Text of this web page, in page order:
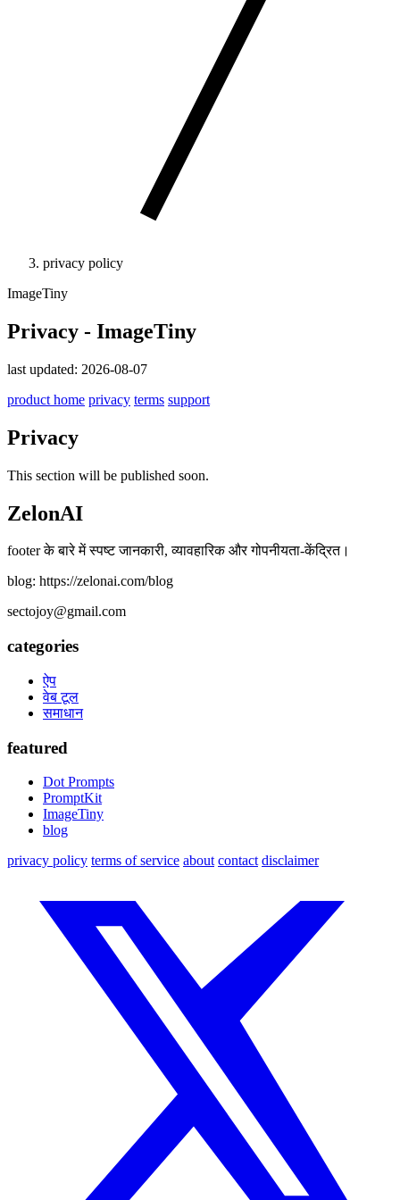
privacy policy
ImageTiny
Privacy - ImageTiny
last updated: 2026-08-07
product home privacy terms support
Privacy
This section will be published soon.
ZelonAI
footer के बारे में स्पष्ट जानकारी, व्यावहारिक और गोपनीयता-केंद्रित।
blog: https://zelonai.com/blog
sectojoy@gmail.com
categories
ऐप
वेब टूल
समाधान
featured
Dot Prompts
PromptKit
ImageTiny
blog
privacy policy terms of service about contact disclaimer